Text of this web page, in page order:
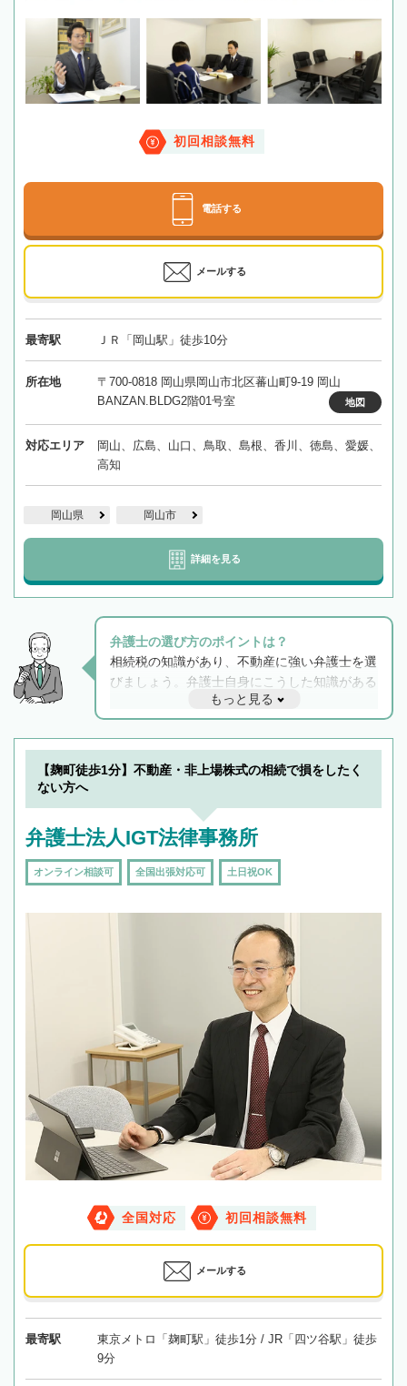
初回相談無料
電話する
メールする
最寄駅 ＪＲ「岡山駅」徒歩10分
所在地
〒700-0818 岡山県岡山市北区蕃山町9-19 岡山
BANZAN.BLDG2階01号室
地図
対応エリア
岡山、広島、山口、鳥取、島根、香川、徳島、愛媛、
高知
岡山県 岡山市
詳細を見る
弁護士の選び方のポイントは？
相続税の知識があり、不動産に強い弁護士を選
びましょう。弁護士自身にこうした知識がある
と他士業との連携もスムーズに進み、トラブル
解決のみならず相続をトータルで任せることが
できます。また、相続は感情がからむ分野なの
でフィーリングも重要です。実際に電話や面談
で複数の弁護士と会話をしてウマが合う方に依
もっと見る
【麹町徒歩1分】不動産・非上場株式の相続で損をしたく
ない方へ
弁護士法人IGT法律事務所
オンライン相談可 全国出張対応可 土日祝OK
全国対応 初回相談無料
メールする
最寄駅
東京メトロ「麹町駅」徒歩1分 / JR「四ツ谷駅」徒歩
9分